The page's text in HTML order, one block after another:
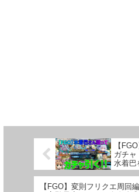
【
ガチャ
水着巴
みた！
【FGO】変則フリクエ周回